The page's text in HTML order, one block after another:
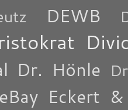
DEWB
Dr. Hönle
eBay Eckert